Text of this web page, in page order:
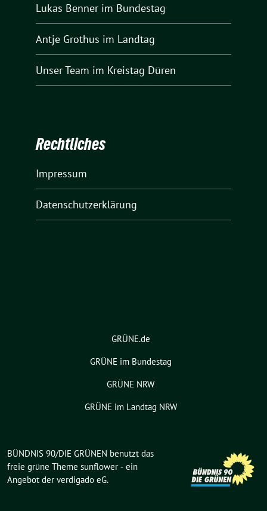
Lukas Benner im Bundestag
Antje Grothus im Landtag
Unser Team im Kreistag Düren
Rechtliches
Impressum
Datenschutzerklärung
GRÜNE.de
GRÜNE im Bundestag
GRÜNE NRW
GRÜNE im Landtag NRW
BÜNDNIS 90/DIE GRÜNEN benutzt das
freie grüne Theme sunflower ‐ ein
Angebot der verdigado eG.